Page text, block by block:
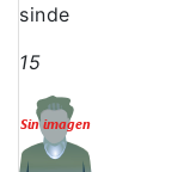
sinde
15